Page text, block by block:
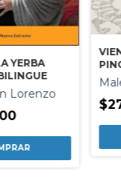
YERBA
Lorenzo